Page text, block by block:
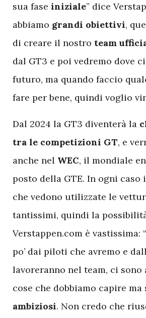
sua fase iniziale” dice
abbiamo grandi obiettivi,
di creare il nostro team
dal GT3 e poi vedremo dove
futuro, ma quando faccio
fare per bene, quindi voglio
Dal 2024 la GT3 diventerà la
tra le competizioni GT, e
anche nel WEC, il mondiale
posto della GTE. In ogni caso
che vedono utilizzate le
tantissimi, quindi la
Verstappen.com è vastissima:
po’ dai piloti che avremo e
lavoreranno nel team, ci sono
cose che dobbiamo capire
ambiziosi. Non credo che